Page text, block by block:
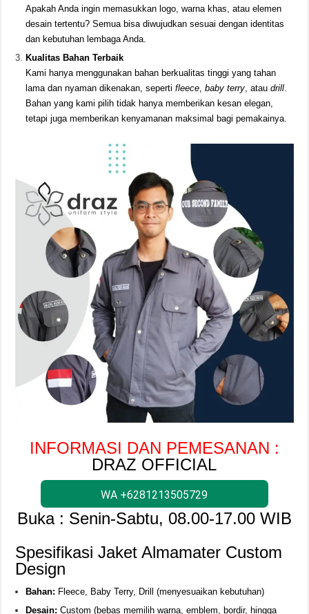
Apakah Anda ingin memasukkan logo, warna khas, atau elemen
desain tertentu? Semua bisa diwujudkan sesuai dengan identitas
dan kebutuhan lembaga Anda.
Kualitas Bahan Terbaik
Kami hanya menggunakan bahan berkualitas tinggi yang tahan
lama dan nyaman dikenakan, sepertifleece,baby terry, ataudrill.
Bahan yang kami pilih tidak hanya memberikan kesan elegan,
tetapi juga memberikan kenyamanan maksimal bagi pemakainya.
INFORMASI DAN PEMESANAN :
DRAZ OFFICIAL
WA +6281213505729
Buka : Senin-Sabtu, 08.00-17.00 WIB
Spesifikasi Jaket Almamater Custom
Design
Bahan: Fleece, Baby Terry, Drill (menyesuaikan kebutuhan)
Desain: Custom (bebas memilih warna, emblem, bordir, hingga